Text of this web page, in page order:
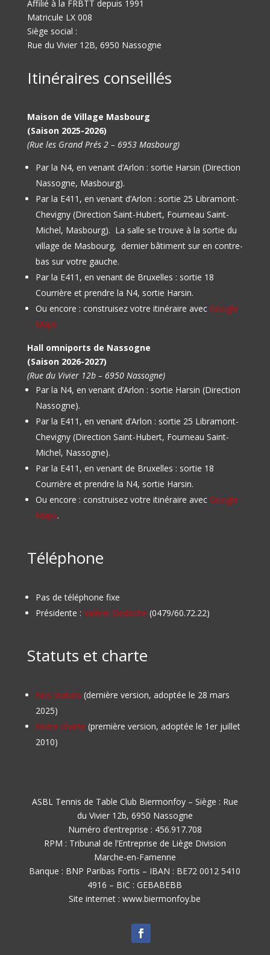
Affilié à la FRBTT depuis 1991
Matricule LX 008
Siège social :
Rue du Vivier 12B, 6950 Nassogne
Itinéraires conseillés
Maison de Village Masbourg
(Saison 2025-2026)
(Rue les Grand Prés 2 – 6953 Masbourg)
Par la N4, en venant d’Arlon : sortie Harsin (Direction
Nassogne, Masbourg).
Par la E411, en venant d’Arlon : sortie 25 Libramont-
Chevigny (Direction Saint-Hubert, Fourneau Saint-
Michel, Masbourg). La salle se trouve à la sortie du
village de Masbourg, dernier bâtiment sur en contre-
bas sur votre gauche.
Par la E411, en venant de Bruxelles : sortie 18
Courrière et prendre la N4, sortie Harsin.
Ou encore : construisez votre itinéraire avec Google
Maps
Hall omniports de Nassogne
(Saison 2026-2027)
(Rue du Vivier 12b – 6950 Nassogne)
Par la N4, en venant d’Arlon : sortie Harsin (Direction
Nassogne).
Par la E411, en venant d’Arlon : sortie 25 Libramont-
Chevigny (Direction Saint-Hubert, Fourneau Saint-
Michel, Nassogne).
Par la E411, en venant de Bruxelles : sortie 18
Courrière et prendre la N4, sortie Harsin.
Ou encore : construisez votre itinéraire avec Google
Maps.
Téléphone
Pas de téléphone fixe
Présidente : Valérie Dedriche (0479/60.72.22)
Statuts et charte
Nos statuts (dernière version, adoptée le 28 mars
2025)
Notre charte (première version, adoptée le 1er juillet
2010)
ASBL Tennis de Table Club Biermonfoy – Siège : Rue
du Vivier 12b, 6950 Nassogne
Numéro d’entreprise : 456.917.708
RPM : Tribunal de l’Entreprise de Liège Division
Marche-en-Famenne
Banque : BNP Paribas Fortis – IBAN : BE72 0012 5410
4916 – BIC : GEBABEBB
Site internet : www.biermonfoy.be